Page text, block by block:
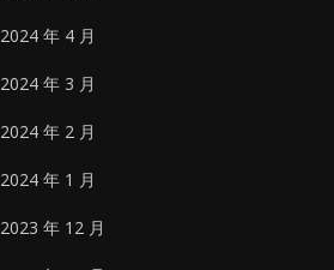
2024 年 4 月
2024 年 3 月
2024 年 2 月
2024 年 1 月
2023 年 12 月